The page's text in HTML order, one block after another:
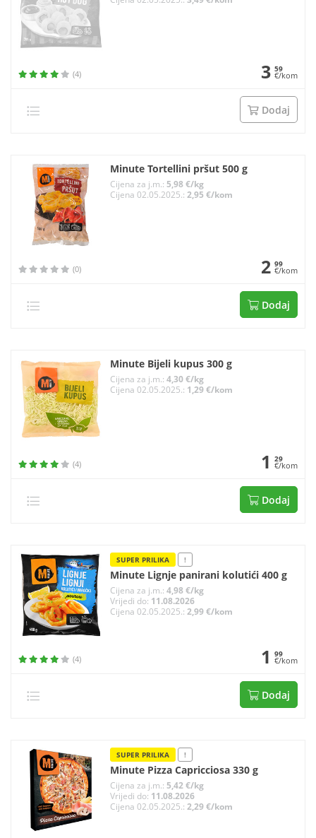
(4) 3 59
€/kom
Dodaj
Minute Tortellini pršut 500 g
Cijena za j.m.: 5,98 €/kg
Cijena 02.05.2025.: 2,95 €/kom
(0) 2 99
€/kom
Dodaj
Minute Bijeli kupus 300 g
Cijena za j.m.: 4,30 €/kg
Cijena 02.05.2025.: 1,29 €/kom
(4) 1 29
€/kom
Dodaj
SUPER PRILIKA !
Minute Lignje panirani kolutići 400 g
Cijena za j.m.: 4,98 €/kg
Vrijedi do: 11.08.2026
Cijena 02.05.2025.: 2,99 €/kom
(4) 1 99
€/kom
Dodaj
SUPER PRILIKA !
Minute Pizza Capricciosa 330 g
Cijena za j.m.: 5,42 €/kg
Vrijedi do: 11.08.2026
Cijena 02.05.2025.: 2,29 €/kom